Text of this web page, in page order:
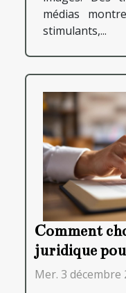
médias
stimulants,...
Comment
juridique
Mer. 3 décembre